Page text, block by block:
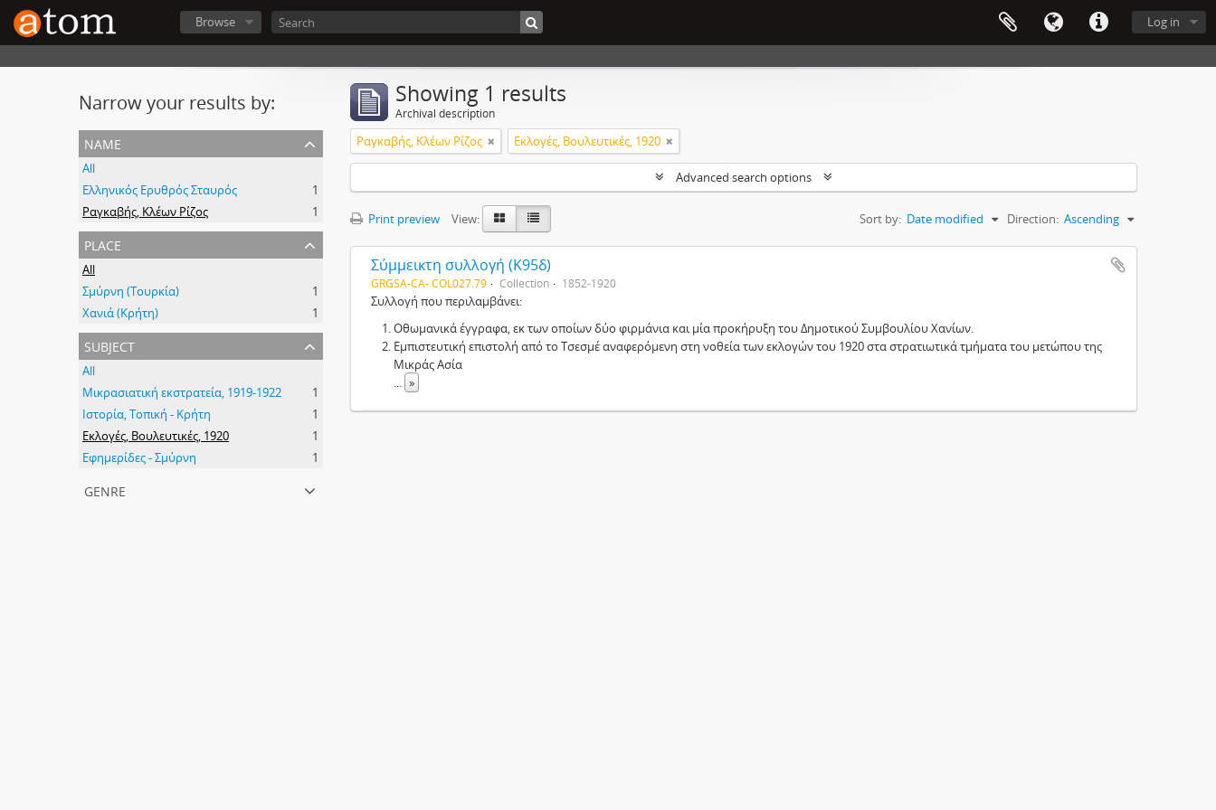
Log in
Browse
Narrow your results by:
name
All
Ελληνικός Ερυθρός Σταυρός
1
Ραγκαβής, Κλέων Ρίζος
1
place
All
Σμύρνη (Τουρκία)
1
Χανιά (Κρήτη)
1
subject
All
Μικρασιατική εκστρατεία, 1919-1922
1
Ιστορία, Τοπική - Κρήτη
1
Εκλογές, Βουλευτικές, 1920
1
Εφημερίδες - Σμύρνη
1
genre
Showing 1 results
Archival description
Ραγκαβής, Κλέων Ρίζος Εκλογές, Βουλευτικές, 1920
Advanced search options
Print preview View: Sort by: Date modified Direction: Ascending
Σύμμεικτη συλλογή (Κ95δ)
GRGSA-CA- COL027.79 Collection 1852-1920
Συλλογή που περιλαμβάνει:
Οθωμανικά έγγραφα, εκ των οποίων δύο φιρμάνια και μία προκήρυξη του Δημοτικού Συμβουλίου Χανίων.
Εμπιστευτική επιστολή από το Τσεσμέ αναφερόμενη στη νοθεία των εκλογών του 1920 στα στρατιωτικά τμήματα του μετώπου της
Μικράς Ασία
... »